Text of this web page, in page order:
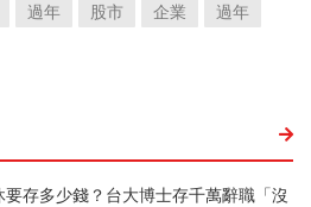
過年 股市 企業
過年
要存多少錢？台大博士存千萬辭職「沒